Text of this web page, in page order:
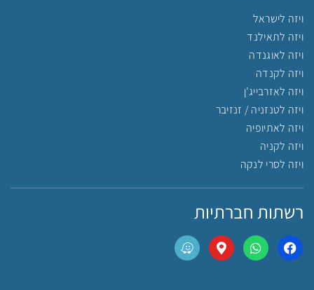
ויזה לישראל
ויזה לתאילנד
ויזה לאוגנדה
ויזה לקנדה
ויזה לאזרבייג'ן
ויזה לטנזניה / זנזיבר
ויזה לאתיופיה
ויזה לקניה
ויזה לסרי לנקה
רשתות חברתיות